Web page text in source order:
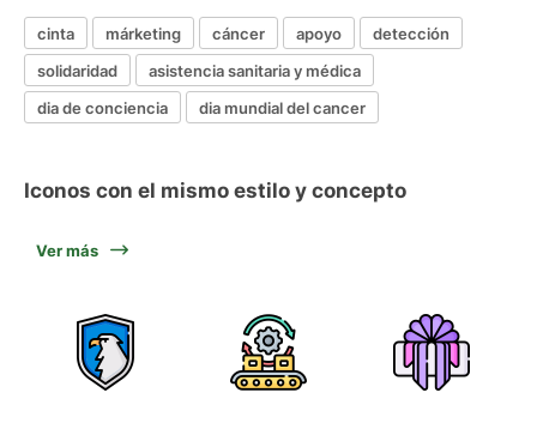
cinta márketing cáncer apoyo
detección
solidaridad
asistencia sanitaria y médica
dia de conciencia
dia mundial del cancer
Iconos con el mismo estilo y concepto
Ver más